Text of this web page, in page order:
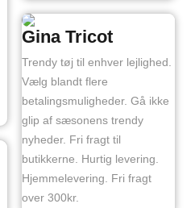
Gina Tricot
Trendy tøj til enhver lejlighed.
Vælg blandt flere
betalingsmuligheder. Gå ikke
glip af sæsonens trendy
nyheder. Fri fragt til
butikkerne. Hurtig levering.
Hjemmelevering. Fri fragt
over 300kr.